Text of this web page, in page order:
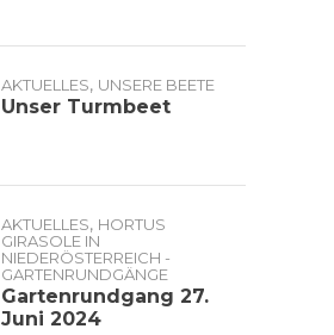
AKTUELLES, UNSERE BEETE
Unser Turmbeet
AKTUELLES, HORTUS
GIRASOLE IN
NIEDERÖSTERREICH -
GARTENRUNDGÄNGE
Gartenrundgang 27.
Juni 2024